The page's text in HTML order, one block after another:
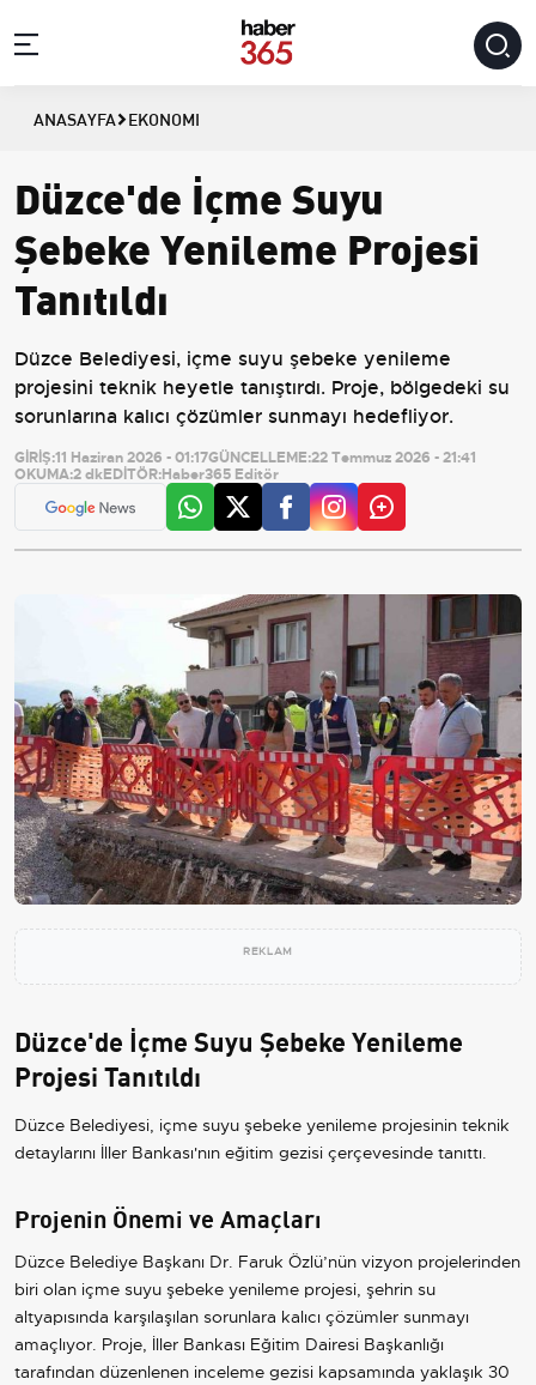
ANASAYFA EKONOMI
Düzce'de İçme Suyu
Şebeke Yenileme Projesi
Tanıtıldı
Düzce Belediyesi, içme suyu şebeke yenileme
projesini teknik heyetle tanıştırdı. Proje, bölgedeki su
sorunlarına kalıcı çözümler sunmayı hedefliyor.
GİRİŞ:11 Haziran 2026 - 01:17GÜNCELLEME:22 Temmuz 2026 - 21:41
OKUMA:2 dkEDİTÖR:Haber365 Editör
REKLAM
Düzce'de İçme Suyu Şebeke Yenileme
Projesi Tanıtıldı
Düzce Belediyesi, içme suyu şebeke yenileme projesinin teknik
detaylarını İller Bankası'nın eğitim gezisi çerçevesinde tanıttı.
Projenin Önemi ve Amaçları
Düzce Belediye Başkanı Dr. Faruk Özlü’nün vizyon projelerinden
biri olan içme suyu şebeke yenileme projesi, şehrin su
altyapısında karşılaşılan sorunlara kalıcı çözümler sunmayı
amaçlıyor. Proje, İller Bankası Eğitim Dairesi Başkanlığı
tarafından düzenlenen inceleme gezisi kapsamında yaklaşık 30